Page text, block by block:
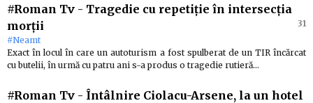
#Roman Tv - Tragedie cu repetiție în intersecția
morții
31
#Neamt
Exact în locul în care un autoturism a fost spulberat de un TIR încărcat
cu butelii, în urmă cu patru ani s-a produs o tragedie rutieră…
#Roman Tv - Întâlnire Ciolacu-Arsene, la un hotel